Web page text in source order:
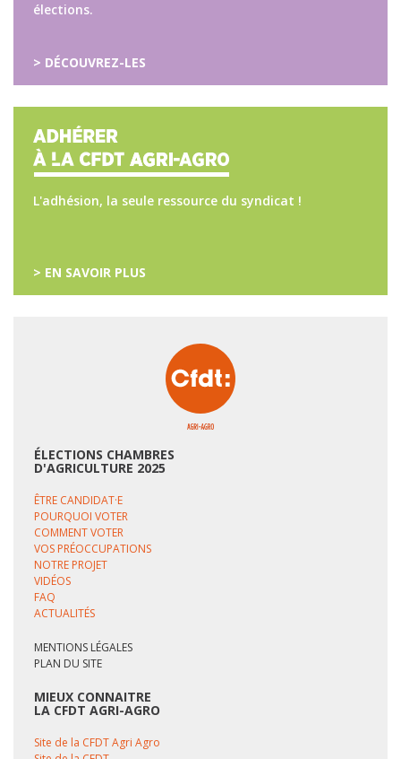
élections.
> DÉCOUVREZ-LES
L'adhésion, la seule ressource du syndicat !
> EN SAVOIR PLUS
ÉLECTIONS CHAMBRES
D'AGRICULTURE 2025
ÊTRE CANDIDAT·E
POURQUOI VOTER
COMMENT VOTER
VOS PRÉOCCUPATIONS
NOTRE PROJET
VIDÉOS
FAQ
ACTUALITÉS
MENTIONS LÉGALES
PLAN DU SITE
MIEUX CONNAITRE
LA CFDT AGRI-AGRO
Site de la CFDT Agri Agro